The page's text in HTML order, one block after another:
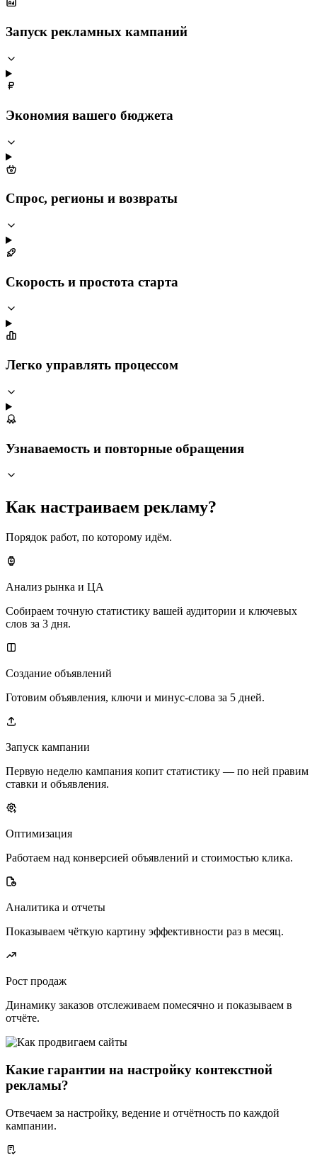
Запуск рекламных кампаний
Экономия вашего бюджета
Спрос, регионы и возвраты
Скорость и простота старта
Легко управлять процессом
Узнаваемость и повторные обращения
Как настраиваем рекламу?
Порядок работ, по которому идём.
Анализ рынка и ЦА
Собираем точную статистику вашей аудитории и ключевых
слов за 3 дня.
Создание объявлений
Готовим объявления, ключи и минус-слова за 5 дней.
Запуск кампании
Первую неделю кампания копит статистику — по ней правим
ставки и объявления.
Оптимизация
Работаем над конверсией объявлений и стоимостью клика.
Аналитика и отчеты
Показываем чёткую картину эффективности раз в месяц.
Рост продаж
Динамику заказов отслеживаем помесячно и показываем в
отчёте.
Какие гарантии на настройку контекстной
рекламы?
Отвечаем за настройку, ведение и отчётность по каждой
кампании.